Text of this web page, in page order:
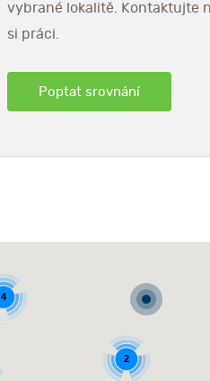
vybrané lokalitě. Kontaktujte
si práci.
Poptat srovnání
4
2